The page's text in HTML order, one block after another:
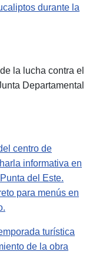
durante la
la lucha contra el
Departamental
centro de
informativa en
del Este.
para menús en
turística
de la obra